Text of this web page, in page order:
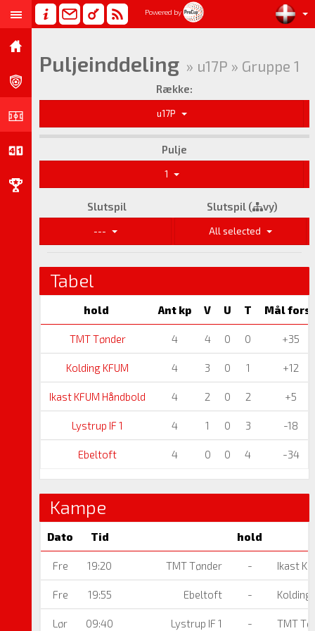
Powered by
Puljeinddeling » u17P » Gruppe 1
Række:
u17P
Pulje
1
Slutspil Slutspil ( vy)
--- All selected
Tabel
hold Ant kp V U T Mål
TMT Tønder 4 4 0 0 +35
Kolding KFUM 4 3 0 1 +12
Ikast KFUM Håndbold 4 2 0 2 +5
Lystrup IF 1 4 1 0 3 -18
Ebeltoft 4 0 0 4 -34
Kampe
Dato Tid hold
Fre 19:20 TMT Tønder - Ikast
Fre 19:55 Ebeltoft - Kolding
Lør 09:40 Lystrup IF 1 - TMT